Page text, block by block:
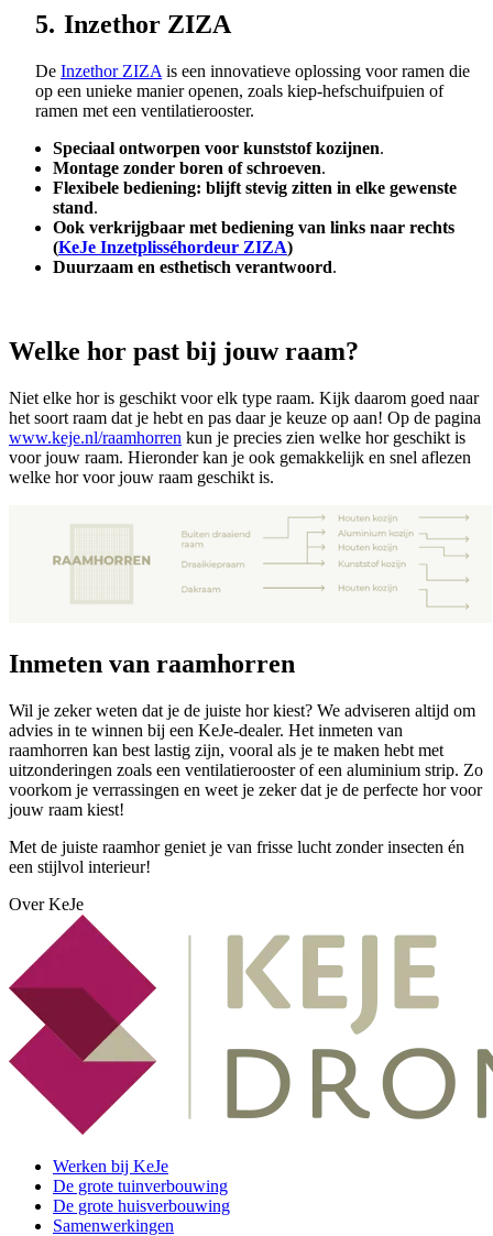
5. Inzethor ZIZA
De Inzethor ZIZA is een innovatieve oplossing voor ramen die
op een unieke manier openen, zoals kiep-hefschuifpuien of
ramen met een ventilatierooster.
Speciaal ontworpen voor kunststof kozijnen.
Montage zonder boren of schroeven.
Flexibele bediening: blijft stevig zitten in elke gewenste
stand.
Ook verkrijgbaar met bediening van links naar rechts
(KeJe Inzetplisséhordeur ZIZA)
Duurzaam en esthetisch verantwoord.
Welke hor past bij jouw raam?
Niet elke hor is geschikt voor elk type raam. Kijk daarom goed naar
het soort raam dat je hebt en pas daar je keuze op aan! Op de pagina
www.keje.nl/raamhorren kun je precies zien welke hor geschikt is
voor jouw raam. Hieronder kan je ook gemakkelijk en snel aflezen
welke hor voor jouw raam geschikt is.
Inmeten van raamhorren
Wil je zeker weten dat je de juiste hor kiest? We adviseren altijd om
advies in te winnen bij een KeJe-dealer. Het inmeten van
raamhorren kan best lastig zijn, vooral als je te maken hebt met
uitzonderingen zoals een ventilatierooster of een aluminium strip. Zo
voorkom je verrassingen en weet je zeker dat je de perfecte hor voor
jouw raam kiest!
Met de juiste raamhor geniet je van frisse lucht zonder insecten én
een stijlvol interieur!
Over KeJe
Werken bij KeJe
De grote tuinverbouwing
De grote huisverbouwing
Samenwerkingen